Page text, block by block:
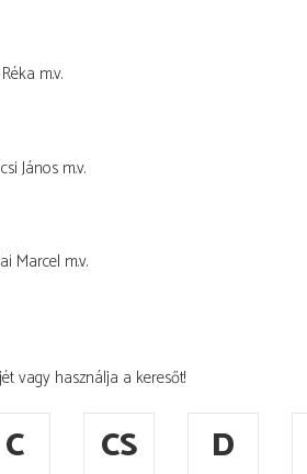
m.v.
János m.v.
Marcel m.v.
vagy használja a keresőt!
C CS D